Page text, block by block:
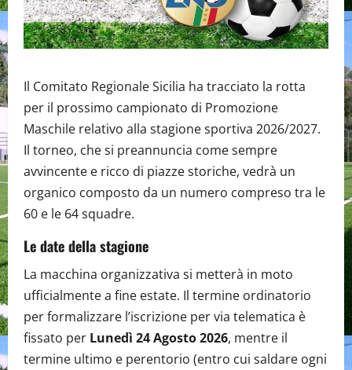
Il Comitato Regionale Sicilia ha tracciato la rotta
per il prossimo campionato di Promozione
Maschile relativo alla stagione sportiva 2026/2027.
Il torneo, che si preannuncia come sempre
avvincente e ricco di piazze storiche, vedrà un
organico composto da un numero compreso tra le
60 e le 64 squadre.
Le date della stagione
La macchina organizzativa si metterà in moto
ufficialmente a fine estate. Il termine ordinatorio
per formalizzare l’iscrizione per via telematica è
fissato per Lunedì 24 Agosto 2026, mentre il
termine ultimo e perentorio (entro cui saldare ogni